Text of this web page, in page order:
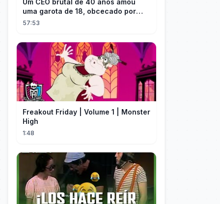
Um CEO brutal de 40 anos amou
uma garota de 18, obcecado por
sua "inocência"! Ela teve seu
57:53
Freakout Friday | Volume 1 | Monster
High
1:48